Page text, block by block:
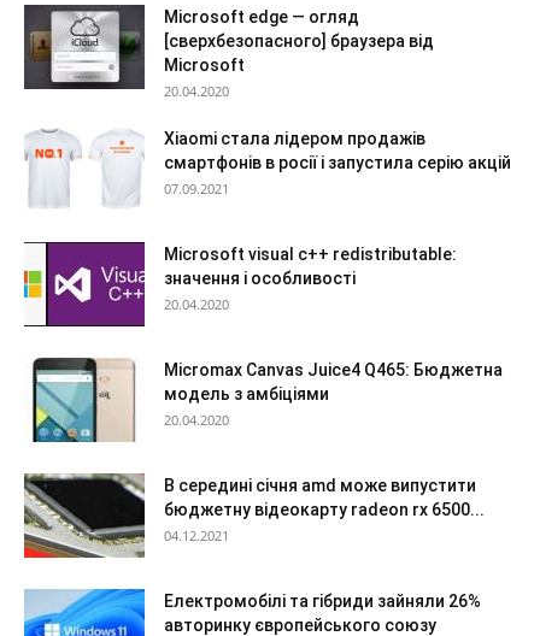
Microsoft edge — огляд
[сверхбезопасного] браузера від
Microsoft
20.04.2020
Xiaomi стала лідером продажів
смартфонів в росії і запустила серію акцій
07.09.2021
Microsoft visual c++ redistributable:
значення і особливості
20.04.2020
Micromax Canvas Juice4 Q465: Бюджетна
модель з амбіціями
20.04.2020
В середині січня amd може випустити
бюджетну відеокарту radeon rx 6500...
04.12.2021
Електромобілі та гібриди зайняли 26%
авторинку європейського союзу